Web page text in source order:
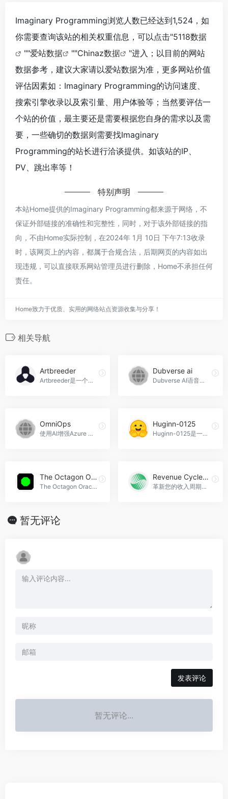
Imaginary Programming浏览人数已经达到1,524，如
你需要查询该站的相关权重信息，可以点击"5118数据
""爱站数据 ""Chinaz数据
"进入；以目前的网站
数据参考，建议大家请以爱站数据为准，更多网站价值
评估因素如：Imaginary Programming的访问速度、
搜索引擎收录以及索引量、用户体验等；当然要评估一
个站的价值，最主要还是需要根据您自身的需求以及需
要，一些确切的数据则需要找Imaginary
Programming的站长进行洽谈提供。如该站的IP、
PV、跳出率等！
特别声明
本站Home提供的Imaginary Programming都来源于网络，不
保证外部链接的准确性和完整性，同时，对于该外部链接的指
向，不由Home实际控制，在2024年 1月 10日 下午7:13收录
时，该网页上的内容，都属于合规合法，后期网页的内容如出
现违规，可以直接联系网站管理员进行删除，Home不承担任何
责任。
Home致力于优质、实用的网络站点资源收集与分享！
相关导航
Artbreeder
Artbreeder是一个由人工智能驱动的创作工具，可以帮助用户创作出独特的图像作品。通过混合图像和文本，用户可以创造出符合自己需求的角色形象和艺术作品，Artbreeder官网入口网址
Dubverse ai
Dubverse AI语音合成是一种基于人工智能技术的语音合成服务，通过深度学习、自然语言处理等技术，实现了语音合成的智能化。Dubverse AI语音合成能够实现自然、流畅、富有情感的语音合成，并且可以根据具体应用场景，进行个性化定制，充分满足客户需求，Dubverse ai官网入口网址
OmniOps
使用AI增强Azure DevOps，让您的DevOps更智能、更安全、更快速。OmniOps官网入口网址
Huginn-0125
Huginn-0125是一个35亿参数的潜变量循环深度模型，擅长推理和代码生成。
The Octagon Oracle
The Octagon Oracle是一款基于人工智能的UFC赛事预测平台，提供准确的赛事预测和梦幻积分预测，帮助用户在UFC赛事中取得优势，The Octagon Oracle官网入口网址
Revenue Cycle Automation
革新您的收入周期工作流程，通过自动化和人工智能最大化收款。Revenue Cycle Automation官网入口网址
暂无评论
发表评论
暂无评论...